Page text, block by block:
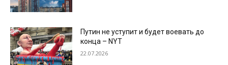
Путин не уступит и будет воевать до
конца – NYT
22.07.2026